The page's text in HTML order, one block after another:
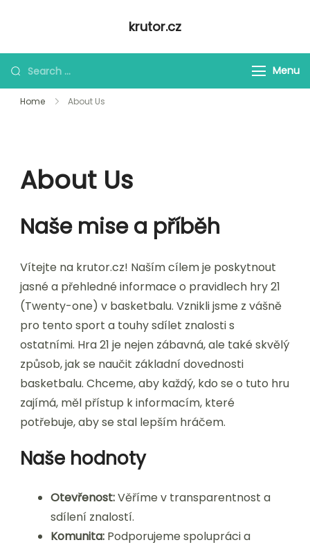
krutor.cz
Looking
for
Something?
Menu
Home About Us
About Us
Naše mise a příběh
Vítejte na krutor.cz! Naším cílem je poskytnout
jasné a přehledné informace o pravidlech hry 21
(Twenty-one) v basketbalu. Vznikli jsme z vášně
pro tento sport a touhy sdílet znalosti s
ostatními. Hra 21 je nejen zábavná, ale také skvělý
způsob, jak se naučit základní dovednosti
basketbalu. Chceme, aby každý, kdo se o tuto hru
zajímá, měl přístup k informacím, které
potřebuje, aby se stal lepším hráčem.
Naše hodnoty
Otevřenost:Věříme v transparentnost a
sdílení znalostí.
Komunita: Podporujeme spolupráci a